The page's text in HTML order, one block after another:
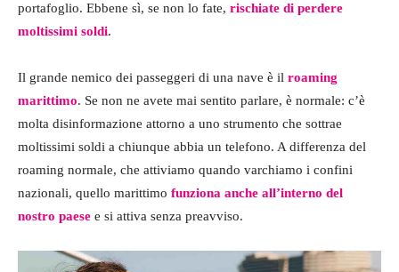
portafoglio. Ebbene sì, se non lo fate, rischiate di perdere
moltissimi soldi.
Il grande nemico dei passeggeri di una nave è il roaming
marittimo. Se non ne avete mai sentito parlare, è normale: c’è
molta disinformazione attorno a uno strumento che sottrae
moltissimi soldi a chiunque abbia un telefono. A differenza del
roaming normale, che attiviamo quando varchiamo i confini
nazionali, quello marittimo funziona anche all’interno del
nostro paese e si attiva senza preavviso.